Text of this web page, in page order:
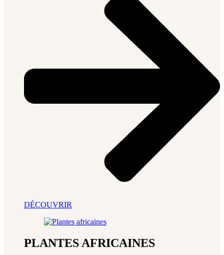
DÉCOUVRIR
PLANTES AFRICAINES